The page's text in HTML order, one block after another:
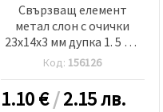
Свързващ елемент
метал слон с очички
23x14x3 мм дупка 1. 5 мм
цвят сребро -2 броя
Код: 156126
1.10€/2.15 лв.